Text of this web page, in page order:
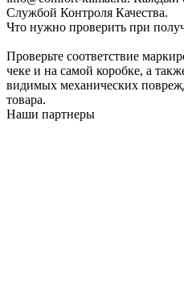
Службой Контроля Качества.
Что нужно проверить при
Проверьте соответствие
чеке и на самой коробке, а
видимых механических
товара.
Наши партнеры